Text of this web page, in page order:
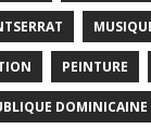
PEINTURE
DOMINICAINE